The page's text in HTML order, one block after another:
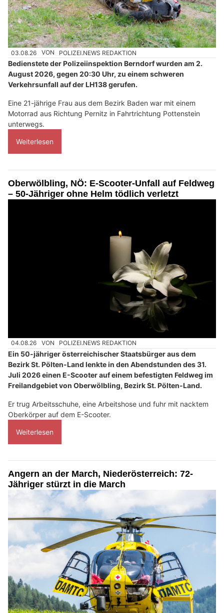
03.08.26 VON POLIZEI.NEWS REDAKTION
Bedienstete der Polizeiinspektion Berndorf wurden am 2.
August 2026, gegen 20:30 Uhr, zu einem schweren
Verkehrsunfall auf der LH138 gerufen.
Eine 21-jährige Frau aus dem Bezirk Baden war mit einem
Motorrad aus Richtung Pernitz in Fahrtrichtung Pottenstein
unterwegs.
Weiterlesen
Oberwölbling, NÖ: E-Scooter-Unfall auf Feldweg
– 50-Jähriger ohne Helm tödlich verletzt
04.08.26 VON POLIZEI.NEWS REDAKTION
Ein 50-jähriger österreichischer Staatsbürger aus dem
Bezirk St. Pölten-Land lenkte in den Abendstunden des 31.
Juli 2026 einen E-Scooter auf einem befestigten Feldweg im
Freilandgebiet von Oberwölbling, Bezirk St. Pölten-Land.
Er trug Arbeitsschuhe, eine Arbeitshose und fuhr mit nacktem
Oberkörper auf dem E-Scooter.
Weiterlesen
Angern an der March, Niederösterreich: 72-
Jähriger stürzt in die March